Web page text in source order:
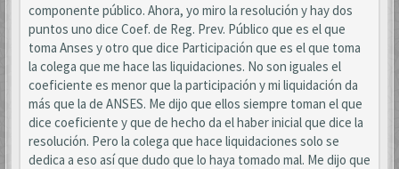
componente público. Ahora, yo miro la resolución y hay dos
puntos uno dice Coef. de Reg. Prev. Público que es el que
toma Anses y otro que dice Participación que es el que toma
la colega que me hace las liquidaciones. No son iguales el
coeficiente es menor que la participación y mi liquidación da
más que la de ANSES. Me dijo que ellos siempre toman el que
dice coeficiente y que de hecho da el haber inicial que dice la
resolución. Pero la colega que hace liquidaciones solo se
dedica a eso así que dudo que lo haya tomado mal. Me dijo que